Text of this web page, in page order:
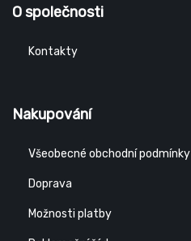
O společnosti
Kontakty
Nakupování
Všeobecné obchodní podmínky
Doprava
Možnosti platby